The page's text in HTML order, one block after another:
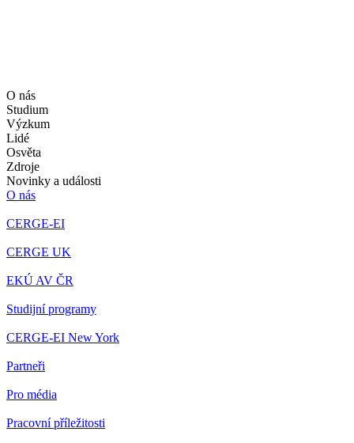
O nás
Studium
Výzkum
Lidé
Osvěta
Zdroje
Novinky a události
O nás
CERGE-EI
CERGE UK
EKÚ AV ČR
Studijní programy
CERGE-EI New York
Partneři
Pro média
Pracovní příležitosti